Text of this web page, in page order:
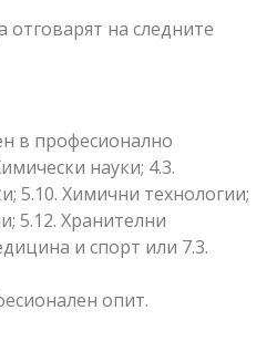
отговарят на следните
в професионално
науки; 4.3.
5.10. Химични технологии;
5.12. Хранителни
и спорт или 7.3.
опит.